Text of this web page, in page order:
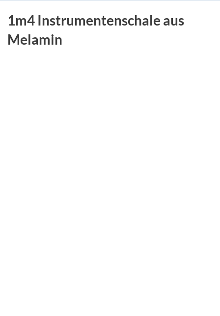
1m4 Instrumentenschale aus
Melamin